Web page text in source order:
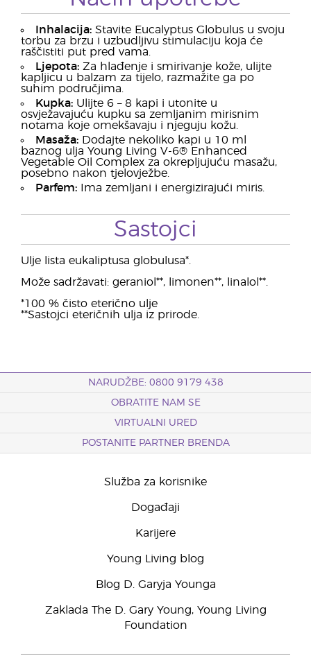
Inhalacija: Stavite Eucalyptus Globulus u svoju
torbu za brzu i uzbudljivu stimulaciju koja će
raščistiti put pred vama.
Ljepota: Za hlađenje i smirivanje kože, ulijte
kapljicu u balzam za tijelo, razmažite ga po
suhim područjima.
Kupka: Ulijte 6 – 8 kapi i utonite u
osvježavajuću kupku sa zemljanim mirisnim
notama koje omekšavaju i njeguju kožu.
Masaža: Dodajte nekoliko kapi u 10 ml
baznog ulja Young Living V-6® Enhanced
Vegetable Oil Complex za okrepljujuću masažu,
posebno nakon tjelovježbe.
Parfem: Ima zemljani i energizirajući miris.
Sastojci
Ulje lista eukaliptusa globulusa*.
Može sadržavati: geraniol**, limonen**, linalol**.
*100 % čisto eterično ulje
**Sastojci eteričnih ulja iz prirode.
NARUDŽBE: 0800 9179 438
OBRATITE NAM SE
VIRTUALNI URED
POSTANITE PARTNER BRENDA
Služba za korisnike
Događaji
Karijere
Young Living blog
Blog D. Garyja Younga
Zaklada The D. Gary Young, Young Living
Foundation